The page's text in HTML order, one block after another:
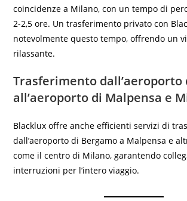
coincidenze a Milano, con un tempo di
2-2,5 ore. Un trasferimento privato con
notevolmente questo tempo, offrendo un
rilassante.
Trasferimento dall’aeroporto
all’aeroporto di Malpensa e
Blacklux offre anche efficienti servizi di
dall’aeroporto di Bergamo a Malpensa e
come il centro di Milano, garantendo
interruzioni per l’intero viaggio.